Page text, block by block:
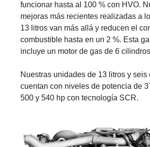
funcionar hasta al 100 % con HVO.
mejoras más recientes realizadas a
13 litros van más allá y reducen el
combustible hasta en un 2 %. Esta
incluye un motor de gas de 6
Nuestras unidades de 13 litros y seis
cuentan con niveles de potencia de
500 y 540 hp con tecnología SCR.